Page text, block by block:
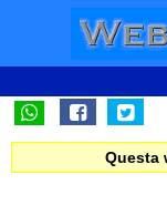
Questa